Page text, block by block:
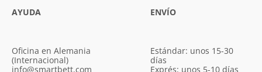
AYUDA
Oficina en Alemania
(Internacional)
info@smartbett.com
ENVÍO
Estándar: unos 15-30
días
Exprés: unos 5-10 días